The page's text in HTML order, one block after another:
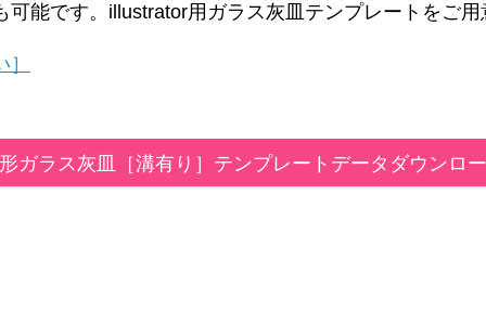
能です。illustrator用ガラス灰皿テンプレートをご
ガラス灰皿［溝有り］テンプレートデータダウンロ